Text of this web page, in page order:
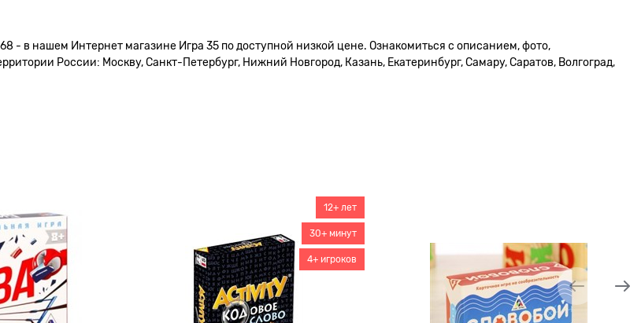
- в нашем Интернет магазине Игра 35 по доступной низкой цене. Ознакомиться с описанием, фото,
России: Москву, Санкт-Петербург, Нижний Новгород, Казань, Екатеринбург, Самару, Саратов, Волгоград,
12+ лет
30+ минут
4+ игроков